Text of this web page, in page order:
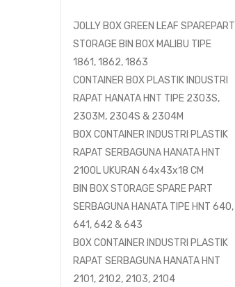
JOLLY BOX GREEN LEAF SPAREPART
STORAGE BIN BOX MALIBU TIPE
1861, 1862, 1863
CONTAINER BOX PLASTIK INDUSTRI
RAPAT HANATA HNT TIPE 2303S,
2303M, 2304S & 2304M
BOX CONTAINER INDUSTRI PLASTIK
RAPAT SERBAGUNA HANATA HNT
2100L UKURAN 64x43x18 CM
BIN BOX STORAGE SPARE PART
SERBAGUNA HANATA TIPE HNT 640,
641, 642 & 643
BOX CONTAINER INDUSTRI PLASTIK
RAPAT SERBAGUNA HANATA HNT
2101, 2102, 2103, 2104